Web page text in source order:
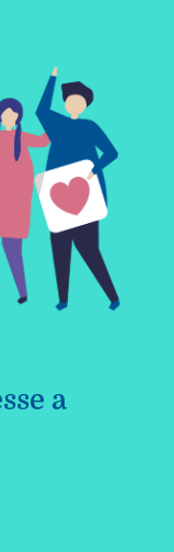
a